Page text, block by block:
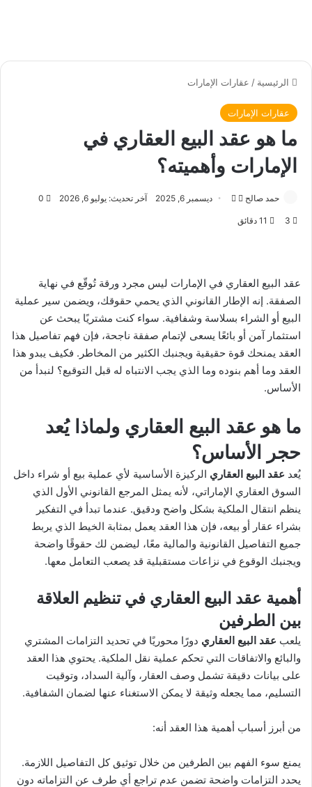
الرئيسية / عقارات الإمارات
عقارات الإمارات
ما هو عقد البيع العقاري في
الإمارات وأهميته؟
حمد صالح
ت
ى
X
ر
ي
ا
إ
و
ديسمبر 6, 2025 آخر تحديث: يوليو 6, 2026 0
3
عقد البيع العقاري في الإمارات ليس مجرد ورقة تُوقّع في نهاية
الصفقة. إنه الإطار القانوني الذي يحمي حقوقك، ويضمن سير عملية
البيع أو الشراء بسلاسة وشفافية. سواء كنت مشتريًا يبحث عن
استثمار آمن أو بائعًا يسعى لإتمام صفقة ناجحة، فإن فهم تفاصيل هذا
العقد يمنحك قوة حقيقية ويجنبك الكثير من المخاطر. فكيف يبدو هذا
العقد وما أهم بنوده وما الذي يجب الانتباه له قبل التوقيع؟ لنبدأ من
الأساس.
ما هو عقد البيع العقاري ولماذا يُعد
حجر الأساس؟
يُعد عقد البيع العقاري الركيزة الأساسية لأي عملية بيع أو شراء داخل
السوق العقاري الإماراتي، لأنه يمثل المرجع القانوني الأول الذي
ينظم انتقال الملكية بشكل واضح ودقيق. عندما تبدأ في التفكير
بشراء عقار أو بيعه، فإن هذا العقد يعمل بمثابة الخيط الذي يربط
جميع التفاصيل القانونية والمالية معًا، ليضمن لك حقوقًا واضحة
ويجنبك الوقوع في نزاعات مستقبلية قد يصعب التعامل معها.
أهمية عقد البيع العقاري في تنظيم العلاقة
بين الطرفين
يلعب عقد البيع العقاري دورًا محوريًا في تحديد التزامات المشتري
والبائع والاتفاقات التي تحكم عملية نقل الملكية. يحتوي هذا العقد
على بيانات دقيقة تشمل وصف العقار، وآلية السداد، وتوقيت
التسليم، مما يجعله وثيقة لا يمكن الاستغناء عنها لضمان الشفافية.
من أبرز أسباب أهمية هذا العقد أنه:
يمنع سوء الفهم بين الطرفين من خلال توثيق كل التفاصيل اللازمة.
يحدد التزامات واضحة تضمن عدم تراجع أي طرف عن التزاماته دون